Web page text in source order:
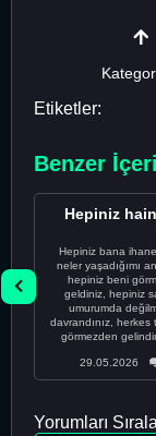
Etiketler:
Benzer
Hepiniz
Hepiniz bana
neler yaşadığımı
hepiniz beni
geldiniz, hepiniz
umurumda
davrandınız, herkes
görmezden
29.05.2026
Yorumları